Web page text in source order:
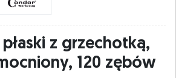
z grzechotką,
120 zębów